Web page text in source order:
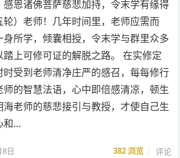
恩诸佛菩萨慈悲加持，令末学有缘得
）老师！几年时间里，老师应需而
所学，倾囊相授，令末学与群里众多
上可修可证的解脱之路。 在实修定
受到老师清净庄严的感召，每每修行
的智慧法语，心中即倍感清凉，顿生
老师的慈悲接引与教授，才使自己生
和…
日 382浏览 评论